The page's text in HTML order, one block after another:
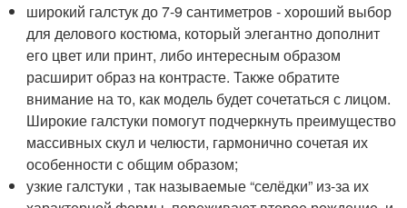
широкий галстук до 7-9 сантиметров - хороший выбор
для делового костюма, который элегантно дополнит
его цвет или принт, либо интересным образом
расширит образ на контрасте. Также обратите
внимание на то, как модель будет сочетаться с лицом.
Широкие галстуки помогут подчеркнуть преимущество
массивных скул и челюсти, гармонично сочетая их
особенности с общим образом;
узкие галстуки , так называемые “селёдки” из-за их